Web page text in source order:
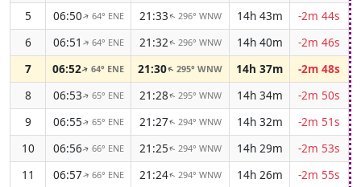
5
06:50↑ 64° ENE 21:33↑ 296° WNW 14h 43m
-2m 44s
6
06:51 ↑ 64° ENE 21:32↑ 296° WNW 14h 40m
-2m 46s
7
06:52↑64° ENE 21:30↑295° WNW 14h 37m
-2m 48s
8
06:53↑ 65° ENE 21:28↑ 295° WNW 14h 34m
-2m 50s
9
06:55↑ 65° ENE 21:27↑ 294° WNW 14h 32m
-2m 51s
10
06:56↑ 66° ENE 21:25↑ 294° WNW 14h 29m
-2m 53s
11
06:57↑ 66° ENE 21:24↑ 294° WNW 14h 26m
-2m 55s